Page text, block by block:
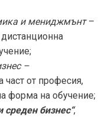
и мениджмънт–
дистанционна
–
част от професия,
форма на обучение;
бизнес“,